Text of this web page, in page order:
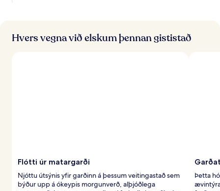
Hvers vegna við elskum þennan gististað
Flótti úr matargarði
Njóttu útsýnis yfir garðinn á þessum veitingastað sem
býður upp á ókeypis morgunverð, alþjóðlega
Þetta